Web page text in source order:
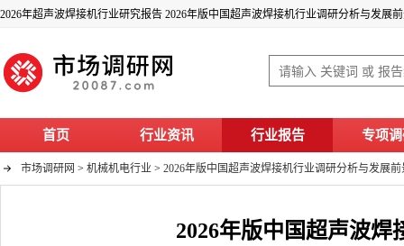
2026年超声波焊接机行业研究报告 2026年版中国超声波焊接机行业调研分析与发展
首页 行业资讯 行业报告 专项
市场调研网 > 机械机电行业 > 2026年版中国超声波焊接机行业调研分析与发展
2026年版中国超声波